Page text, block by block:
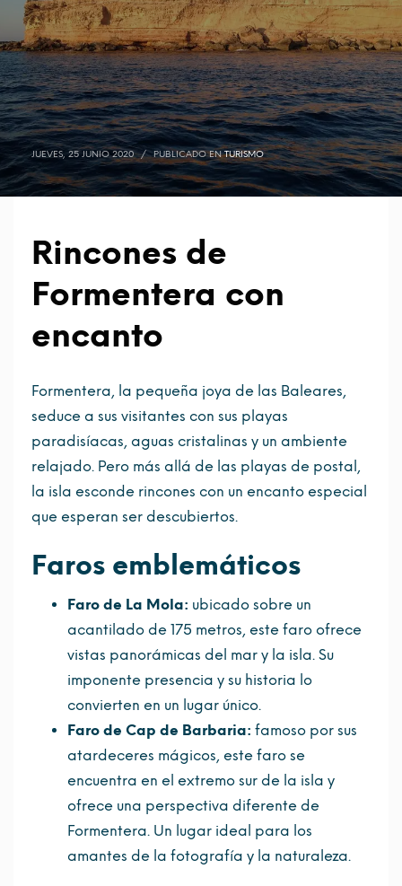
JUEVES, 25 JUNIO 2020 / PUBLICADO ENTURISMO
Rincones de
Formentera con
encanto
Formentera, la pequeña joya de las Baleares,
seduce a sus visitantes con sus playas
paradisíacas, aguas cristalinas y un ambiente
relajado. Pero más allá de las playas de postal,
la isla esconde rincones con un encanto especial
que esperan ser descubiertos.
Faros emblemáticos
Faro de La Mola: ubicado sobre un
acantilado de 175 metros, este faro ofrece
vistas panorámicas del mar y la isla. Su
imponente presencia y su historia lo
convierten en un lugar único.
Faro de Cap de Barbaria: famoso por sus
atardeceres mágicos, este faro se
encuentra en el extremo sur de la isla y
ofrece una perspectiva diferente de
Formentera. Un lugar ideal para los
amantes de la fotografía y la naturaleza.